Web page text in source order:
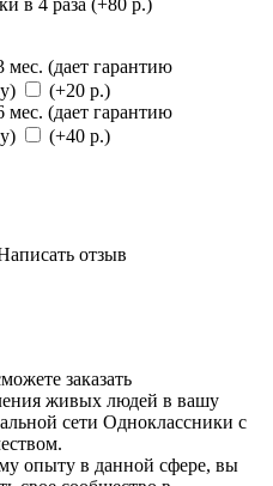
в 4 раза (+80 р.)
мес. (дает гарантию
(+20 р.)
мес. (дает гарантию
(+40 р.)
отзыв
заказать
живых людей в вашу
сети Одноклассники с
опыту в данной сфере, вы